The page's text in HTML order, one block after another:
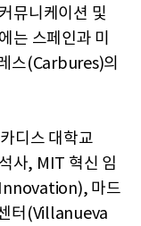
뮤니케이션 및
는 스페인과 미
스(Carbures)의
디스 대학교
사, MIT 혁신 임
마드
터(Villanueva